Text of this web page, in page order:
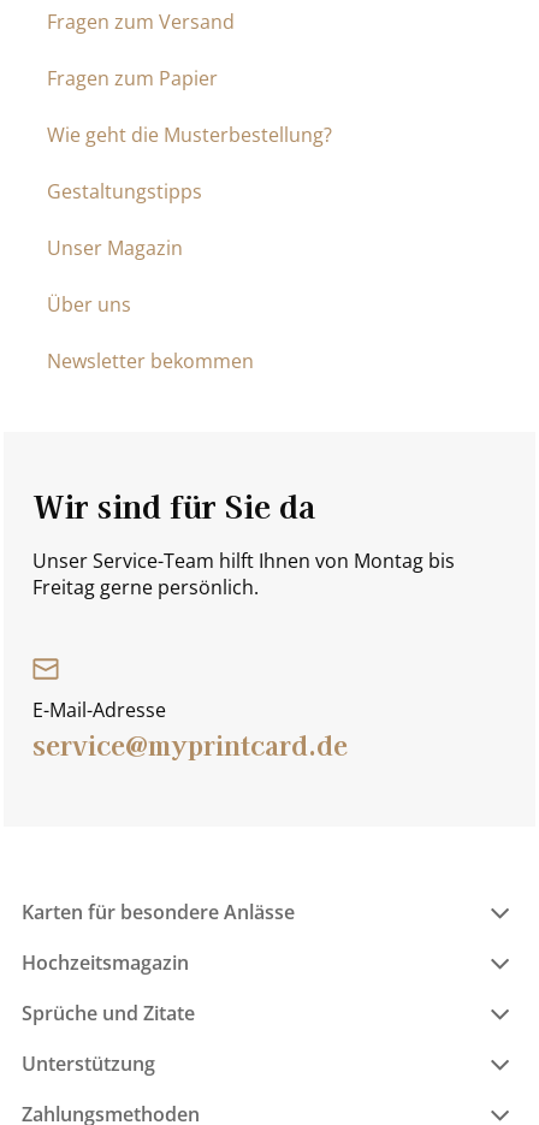
Fragen zum Versand
Fragen zum Papier
Wie geht die Musterbestellung?
Gestaltungstipps
Unser Magazin
Über uns
Newsletter bekommen
Wir sind für Sie da
Unser Service-Team hilft Ihnen von Montag bis
Freitag gerne persönlich.
E-Mail-Adresse
service@myprintcard.de
Karten für besondere Anlässe
Hochzeitsmagazin
Sprüche und Zitate
Unterstützung
Zahlungsmethoden